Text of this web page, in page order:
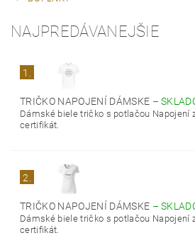
NAJPREDÁVANEJŠIE
1.
TRIČKO NAPOJENÍ DÁMSKE –
Dámské biele tričko s potlačou Napojení
certifikát.
2.
TRIČKO NAPOJENÍ DÁMSKE –
Dámské biele tričko s potlačou Napojení
certifikát.